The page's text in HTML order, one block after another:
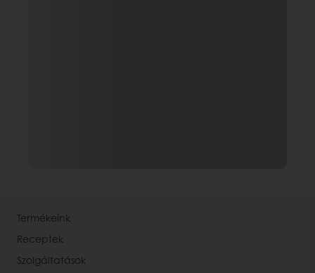
Termékeink
Receptek
Szolgáltatások